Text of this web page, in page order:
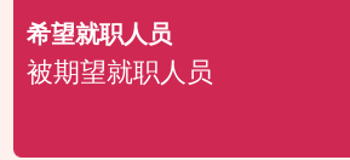
希望就职人员
被期望就职人员